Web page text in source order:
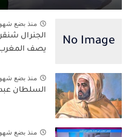
منذ بضع
الجنرال
يصف المغرب
منذ بضع
السلطان عبد
منذ بضع